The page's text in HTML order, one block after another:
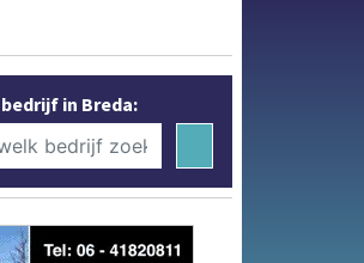
in Breda: